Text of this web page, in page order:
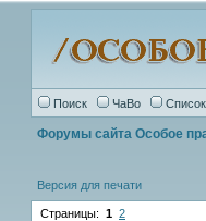
Поиск ЧаВо
Форумы сайта Особое
Версия для печати
Страницы: 1 2